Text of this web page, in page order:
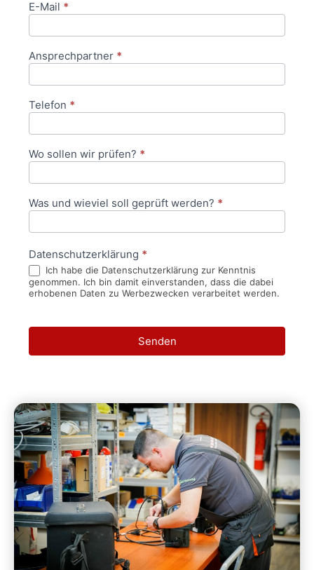
E-Mail *
Ansprechpartner *
Telefon *
Wo sollen wir prüfen? *
Was und wieviel soll geprüft werden? *
Datenschutzerklärung *
Ich habe die Datenschutzerklärung zur Kenntnis
genommen. Ich bin damit einverstanden, dass die dabei
erhobenen Daten zu Werbezwecken verarbeitet werden.
Senden